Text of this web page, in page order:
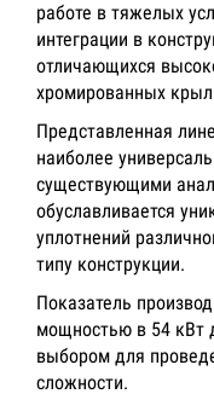
работе в тяжелых
интеграции в
отличающихся
хромированных
Представленная
наиболее
существующими
обуславливается
уплотнений
типу конструкции.
Показатель
мощностью в 54 кВт
выбором для
сложности.